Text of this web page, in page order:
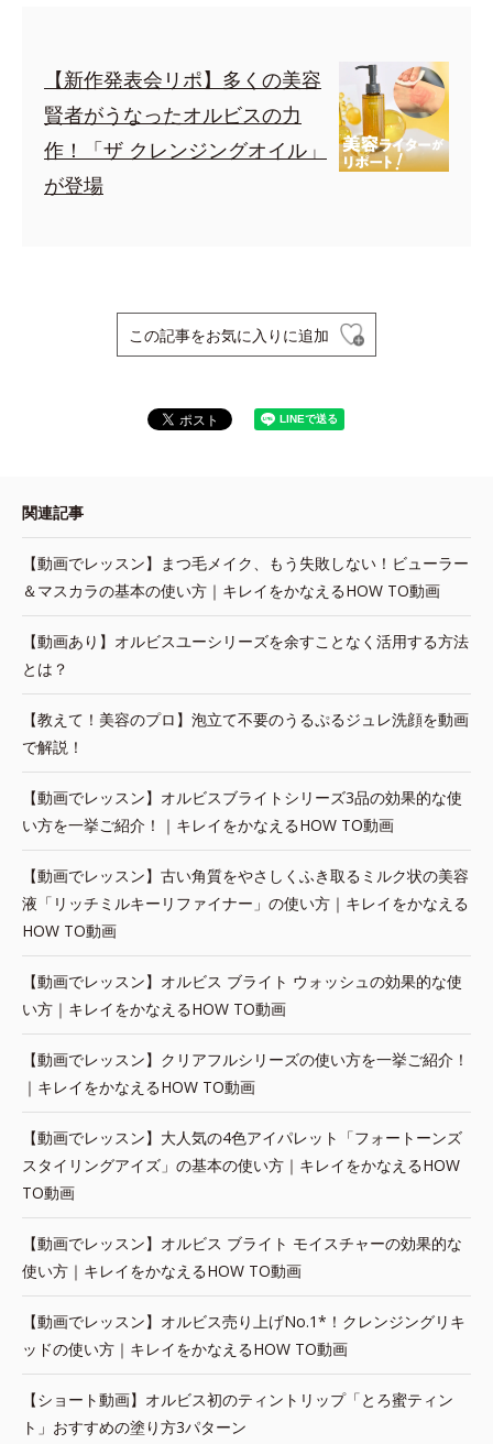
【新作発表会リポ】多くの美容
賢者がうなったオルビスの力
作！「ザ クレンジングオイル」
が登場
この記事をお気に入りに追加
関連記事
【動画でレッスン】まつ毛メイク、もう失敗しない！ビューラー
＆マスカラの基本の使い方｜キレイをかなえるHOW TO動画
【動画あり】オルビスユーシリーズを余すことなく活用する方法
とは？
【教えて！美容のプロ】泡立て不要のうるぷるジュレ洗顔を動画
で解説！
【動画でレッスン】オルビスブライトシリーズ3品の効果的な使
い方を一挙ご紹介！｜キレイをかなえるHOW TO動画
【動画でレッスン】古い角質をやさしくふき取るミルク状の美容
液「リッチミルキーリファイナー」の使い方｜キレイをかなえる
HOW TO動画
【動画でレッスン】オルビス ブライト ウォッシュの効果的な使
い方｜キレイをかなえるHOW TO動画
【動画でレッスン】クリアフルシリーズの使い方を一挙ご紹介！
｜キレイをかなえるHOW TO動画
【動画でレッスン】大人気の4色アイパレット「フォートーンズ
スタイリングアイズ」の基本の使い方｜キレイをかなえるHOW
TO動画
【動画でレッスン】オルビス ブライト モイスチャーの効果的な
使い方｜キレイをかなえるHOW TO動画
【動画でレッスン】オルビス売り上げNo.1*！クレンジングリキ
ッドの使い方｜キレイをかなえるHOW TO動画
【ショート動画】オルビス初のティントリップ「とろ蜜ティン
ト」おすすめの塗り方3パターン